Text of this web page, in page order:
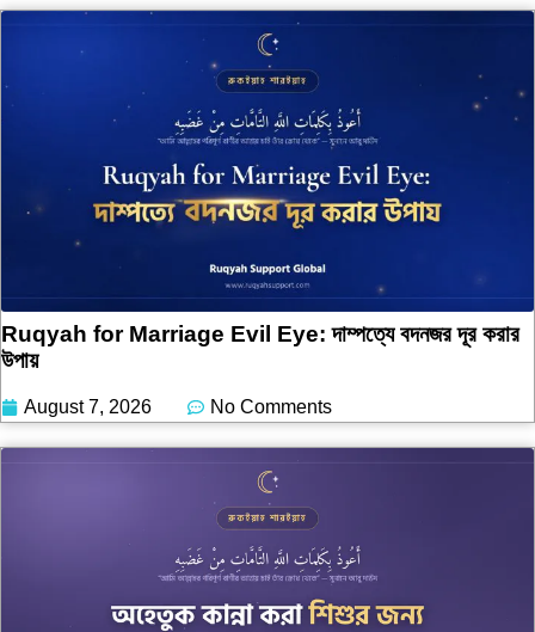
Ruqyah for Marriage Evil Eye: দাম্পত্যে বদনজর দূর করার
উপায়
August 7, 2026 No Comments